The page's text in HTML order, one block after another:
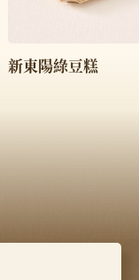
新東陽綠豆糕